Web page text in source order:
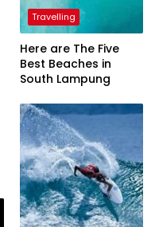
Travelling
Here are The Five
Best Beaches in
South Lampung